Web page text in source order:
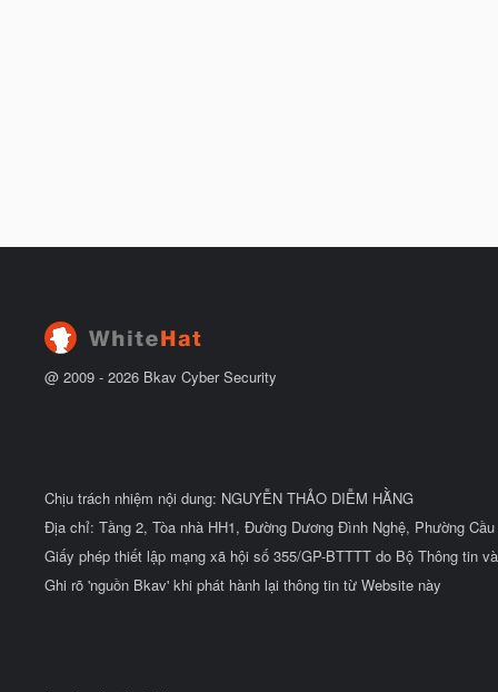
@ 2009 - 2026 Bkav Cyber Security
Chịu trách nhiệm nội dung: NGUYỄN THẢO DIỄM HẰNG
Địa chỉ: Tầng 2, Tòa nhà HH1, Đường Dương Đình Nghệ, Phường
Giấy phép thiết lập mạng xã hội số 355/GP-BTTTT do Bộ Thông tin
Ghi rõ 'nguồn Bkav' khi phát hành lại thông tin từ Website này